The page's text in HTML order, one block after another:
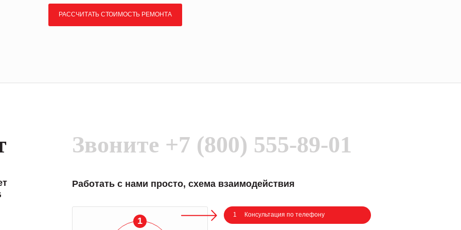
РАССЧИТАТЬ СТОИМОСТЬ РЕМОНТА
Звоните +7 (800) 555-89-01
Работать с нами просто, схема взаимодействия
1
1 Консультация по телефону